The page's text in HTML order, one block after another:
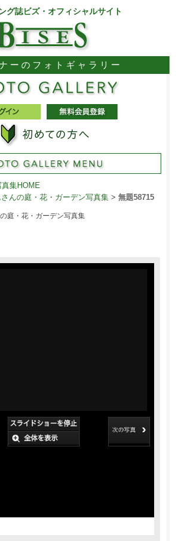
グ誌ビズ・オフィシャルサイト
ーのフォトギャラリー
集HOME
んの庭・花・ガーデン写真集> 無題58715
庭・花・ガーデン写真集